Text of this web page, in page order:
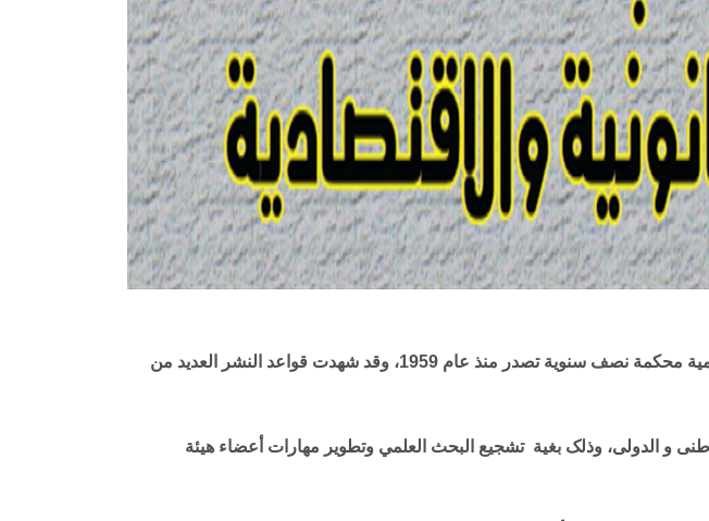
تصدر مجلة العلوم القانونية والاقتصادية عن کلية الحقوق جامعة عين شمس، وهى مجلة علمية محکمة نصف سنوية تصدر منذ عام 1959، وقد شهدت قواعد النشر العديد من
و الدولى، وذلک بغية تشجيع البحث العلمي وتطوير مهارات أعضاء هيئة